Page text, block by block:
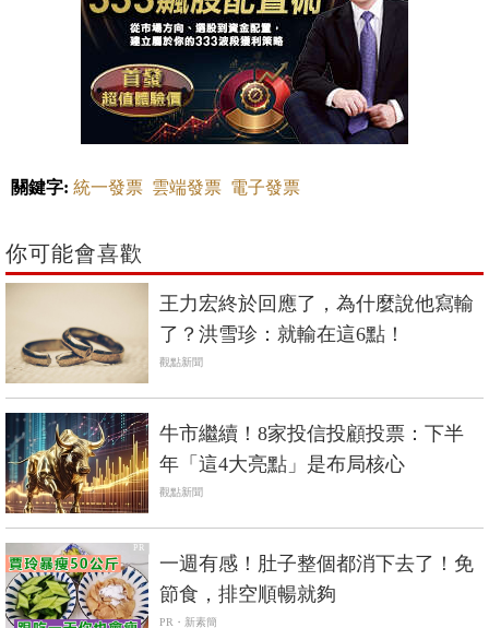
關鍵字: 統一發票 雲端發票 電子發票
你可能會喜歡
王力宏終於回應了，為什麼說他寫輸
了？洪雪珍：就輸在這6點！
觀點新聞
牛市繼續！8家投信投顧投票：下半
年「這4大亮點」是布局核心
觀點新聞
PR
一週有感！肚子整個都消下去了！免
節食，排空順暢就夠
PR・新素簡